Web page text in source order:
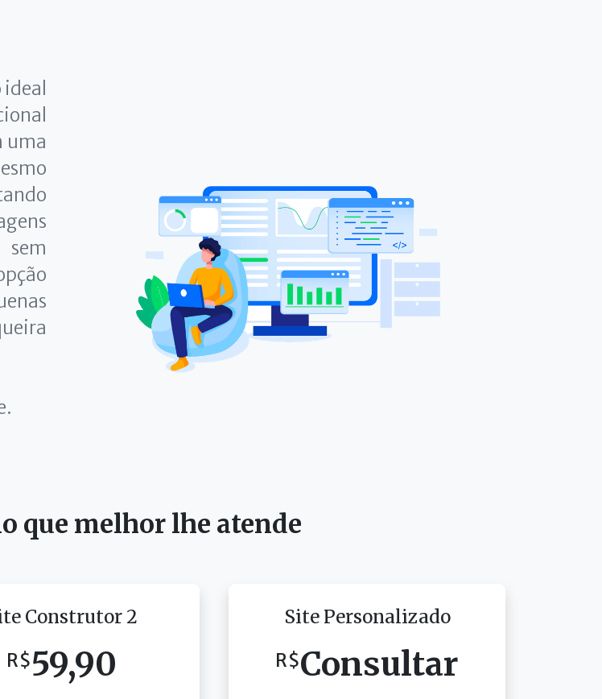
uma
que melhor lhe atende
Construtor 2
R$59,90
Site Personalizado
R$Consultar